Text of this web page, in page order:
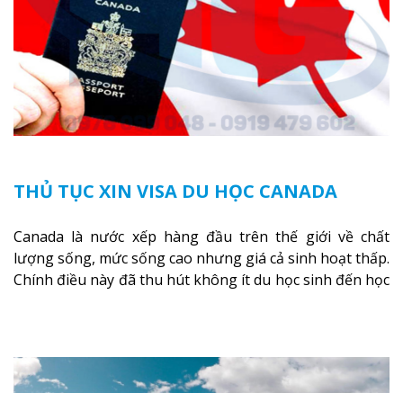
THỦ TỤC XIN VISA DU HỌC CANADA
Canada là nước xếp hàng đầu trên thế giới về chất
lượng sống, mức sống cao nhưng giá cả sinh hoạt thấp.
Chính điều này đã thu hút không ít du học sinh đến học